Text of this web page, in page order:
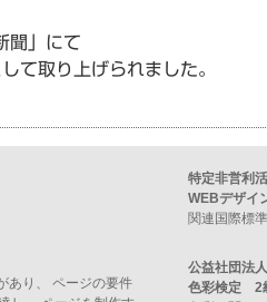
聞」にて
て取り上げられました。
あり、 ページの要件
特定非営利
WEBデザイ
関連国際標
公益社団法
色彩検定 2